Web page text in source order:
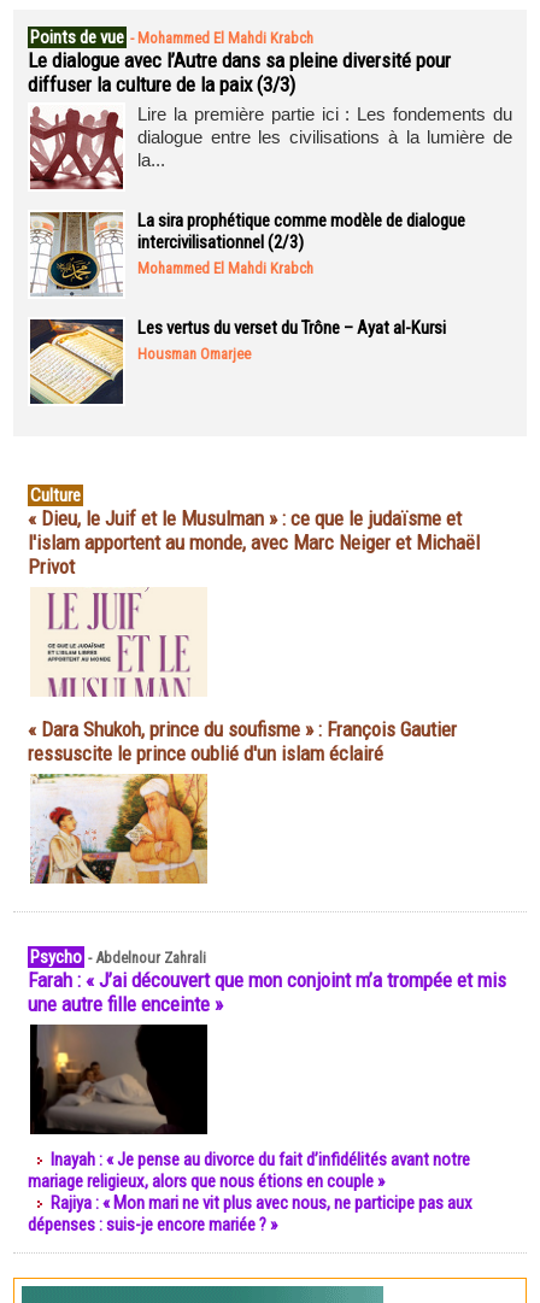
Points de vue - Mohammed El Mahdi Krabch
Le dialogue avec l’Autre dans sa pleine diversité pour
diffuser la culture de la paix (3/3)
Lire la première partie ici : Les fondements du
dialogue entre les civilisations à la lumière de
la...
La sira prophétique comme modèle de dialogue
intercivilisationnel (2/3)
Mohammed El Mahdi Krabch
Les vertus du verset du Trône – Ayat al-Kursi
Housman Omarjee
Culture
« Dieu, le Juif et le Musulman » : ce que le judaïsme et
l'islam apportent au monde, avec Marc Neiger et Michaël
Privot
« Dara Shukoh, prince du soufisme » : François Gautier
ressuscite le prince oublié d'un islam éclairé
Psycho -Abdelnour Zahrali
Farah : « J’ai découvert que mon conjoint m’a trompée et mis
une autre fille enceinte »
Inayah : « Je pense au divorce du fait d’infidélités avant notre
mariage religieux, alors que nous étions en couple »
Rajiya : « Mon mari ne vit plus avec nous, ne participe pas aux
dépenses : suis-je encore mariée ? »